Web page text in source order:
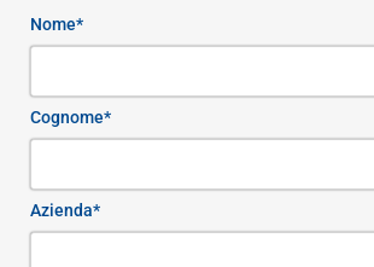
Nome*
Cognome*
Azienda*